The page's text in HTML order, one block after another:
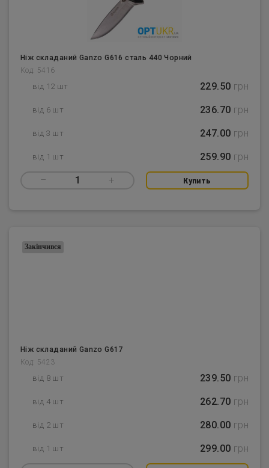
Ніж складаний Ganzo G616 сталь 440 Чорний
Код: 5416
від 12 шт 229.50 грн
від 6 шт 236.70 грн
від 3 шт 247.00 грн
від 1 шт 259.90 грн
– 1 + Купить
Ніж складаний Ganzo G617
Код: 5423
від 8 шт 239.50 грн
від 4 шт 262.70 грн
від 2 шт 280.00 грн
від 1 шт 299.00 грн
Закінчився